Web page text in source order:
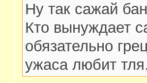
Ну так сажай
Кто вынуждает
обязательно
ужаса любит